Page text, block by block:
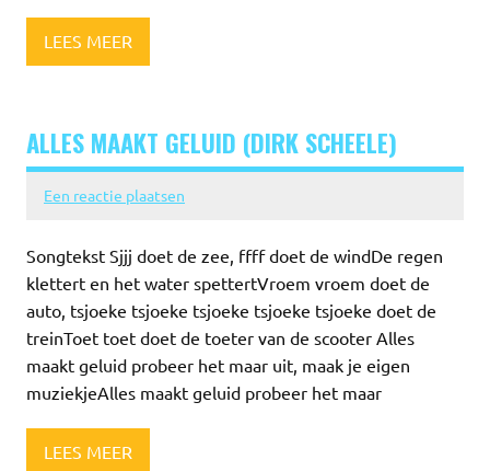
LEES MEER
ALLES MAAKT GELUID (DIRK SCHEELE)
Een reactie plaatsen
Songtekst Sjjj doet de zee, ffff doet de windDe regen
klettert en het water spettertVroem vroem doet de
auto, tsjoeke tsjoeke tsjoeke tsjoeke tsjoeke doet de
treinToet toet doet de toeter van de scooter Alles
maakt geluid probeer het maar uit, maak je eigen
muziekjeAlles maakt geluid probeer het maar
LEES MEER